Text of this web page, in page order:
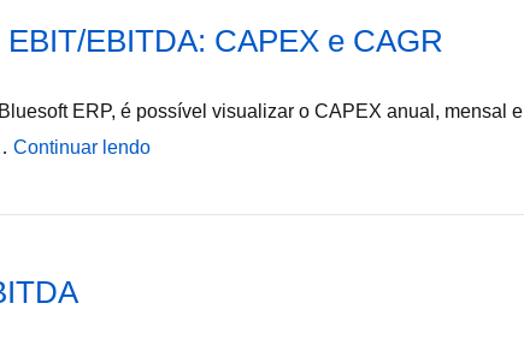
EBITDA: CAPEX e CAGR
ERP, é possível visualizar o CAPEX anual, mensal e
Continuar lendo